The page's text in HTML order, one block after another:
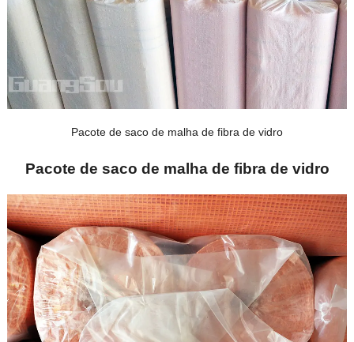
Pacote de saco de malha de fibra de vidro
Pacote de saco de malha de fibra de vidro